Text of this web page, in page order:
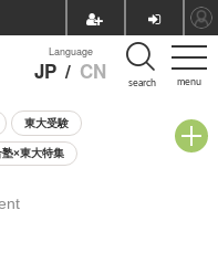
menu
Language
JP / CN search
東大受験
塾×東大特集
談会